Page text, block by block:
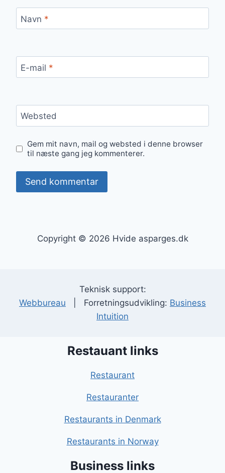
Navn *
E-mail *
Websted
Gem mit navn, mail og websted i denne browser
til næste gang jeg kommenterer.
Copyright © 2026 Hvide asparges.dk
Teknisk support:
Webbureau | Forretningsudvikling: Business
Intuition
Restauant links
Restaurant
Restauranter
Restaurants in Denmark
Restaurants in Norway
Business links